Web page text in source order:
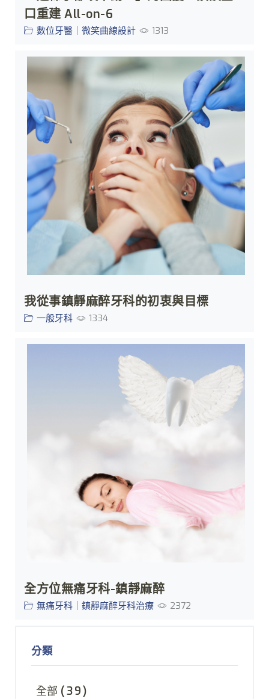
口重建 All-on-6
數位牙醫｜微笑曲線設計 1313
我從事鎮靜麻醉牙科的初衷與目標
一般牙科 1334
全方位無痛牙科-鎮靜麻醉
無痛牙科｜鎮靜麻醉牙科治療 2372
分類
全部 (39)